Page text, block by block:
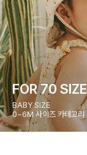
FOR 70 SIZE
BABY SIZE
0~6M 사이즈 카테고리